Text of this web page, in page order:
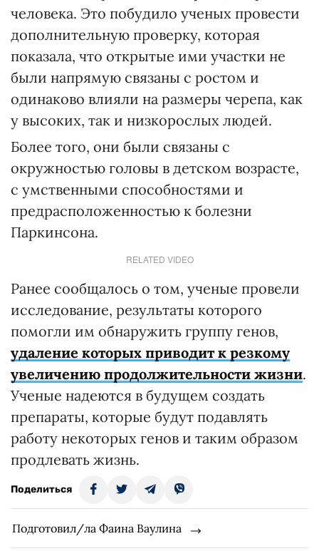
человека. Это побудило ученых провести
дополнительную проверку, которая
показала, что открытые ими участки не
были напрямую связаны с ростом и
одинаково влияли на размеры черепа, как
у высоких, так и низкорослых людей.
Более того, они были связаны с
окружностью головы в детском возрасте,
с умственными способностями и
предрасположенностью к болезни
Паркинсона.
RELATED VIDEO
Ранее сообщалось о том, ученые провели
исследование, результаты которого
помогли им обнаружить группу генов,
удаление которых приводит к резкому
увеличению продолжительности жизни.
Ученые надеются в будущем создать
препараты, которые будут подавлять
работу некоторых генов и таким образом
продлевать жизнь.
Поделиться
Подготовил/ла Фаина Ваулина